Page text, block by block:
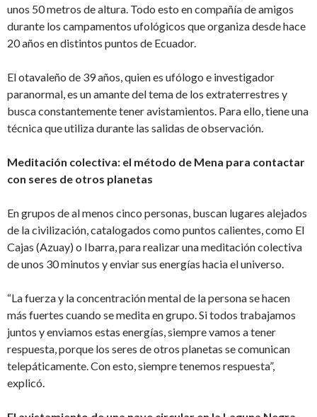
unos 50 metros de altura. Todo esto en compañía de amigos
durante los campamentos ufológicos que organiza desde hace
20 años en distintos puntos de Ecuador.
El otavaleño de 39 años, quien es ufólogo e investigador
paranormal, es un amante del tema de los extraterrestres y
busca constantemente tener avistamientos. Para ello, tiene una
técnica que utiliza durante las salidas de observación.
Meditación colectiva: el método de Mena para contactar
con seres de otros planetas
En grupos de al menos cinco personas, buscan lugares alejados
de la civilización, catalogados como puntos calientes, como El
Cajas (Azuay) o Ibarra, para realizar una meditación colectiva
de unos 30 minutos y enviar sus energías hacia el universo.
“La fuerza y la concentración mental de la persona se hacen
más fuertes cuando se medita en grupo. Si todos trabajamos
juntos y enviamos estas energías, siempre vamos a tener
respuesta, porque los seres de otros planetas se comunican
telepáticamente. Con esto, siempre tenemos respuesta”,
explicó.